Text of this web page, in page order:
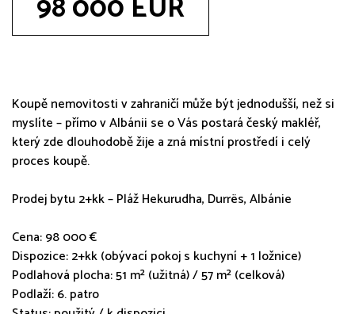
Koupě nemovitosti v zahraničí může být jednodušší, než si
myslíte – přímo v Albánii se o Vás postará český makléř,
který zde dlouhodobě žije a zná místní prostředí i celý
proces koupě.
Prodej bytu 2+kk – Pláž Hekurudha, Durrës, Albánie
Cena: 98 000 €
Dispozice: 2+kk (obývací pokoj s kuchyní + 1 ložnice)
Podlahová plocha: 51 m² (užitná) / 57 m² (celková)
Podlaží: 6. patro